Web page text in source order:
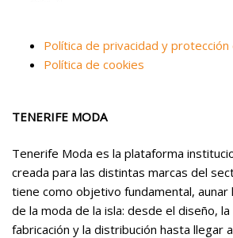
Política de privacidad y
Política de cookies
TENERIFE MODA
Tenerife Moda es la plataforma
creada para las distintas marcas del
tiene como objetivo fundamental, aunar
de la moda de la isla: desde el diseño, la
fabricación y la distribución hasta llegar